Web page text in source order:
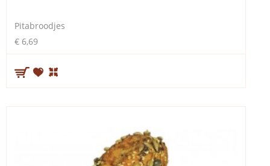
Pitabroodjes
€ 6,69